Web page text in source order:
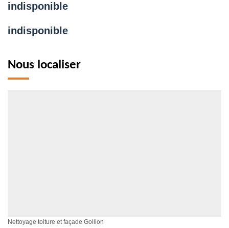
indisponible
indisponible
Nous localiser
Nettoyage toiture et façade Gollion